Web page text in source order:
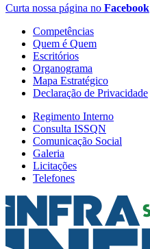
Curta nossa página no Facebook
Competências
Quem é Quem
Escritórios
Organograma
Mapa Estratégico
Declaração de Privacidade
Regimento Interno
Consulta ISSQN
Comunicação Social
Galeria
Licitações
Telefones